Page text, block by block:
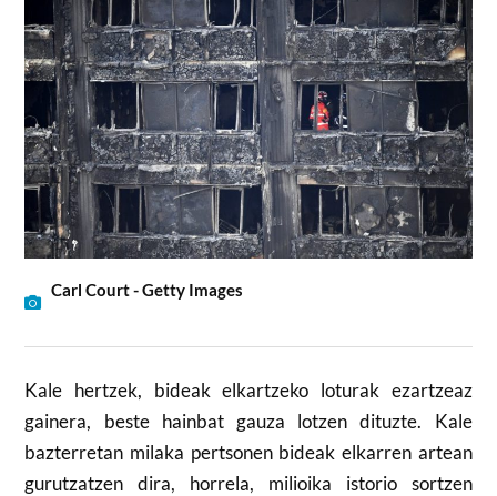
Carl Court - Getty Images
Kale hertzek, bideak elkartzeko loturak ezartzeaz
gainera, beste hainbat gauza lotzen dituzte. Kale
bazterretan milaka pertsonen bideak elkarren artean
gurutzatzen dira, horrela, milioika istorio sortzen